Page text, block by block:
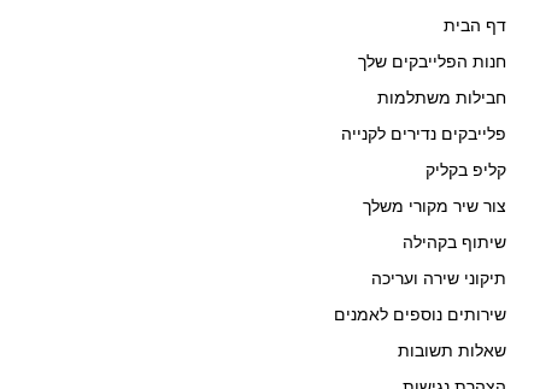
דף הבית
חנות הפלייבקים שלך
חבילות משתלמות
פלייבקים נדירים לקנייה
קליפ בקליק
צור שיר מקורי משלך
שיתוף בקהילה
תיקוני שירה ועריכה
שירותים נוספים לאמנים
שאלות תשובות